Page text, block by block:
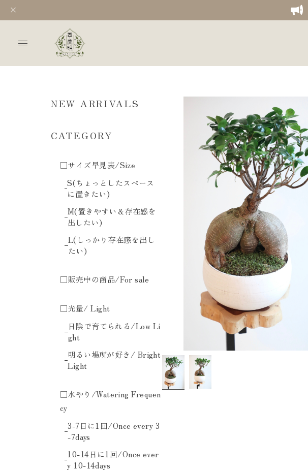
NEW ARRIVALS
CATEGORY
□サイズ早見表/Size
S(ちょっとしたスペース
に置きたい)
M(置きやすい＆存在感を
出したい)
L(しっかり存在感を出し
たい)
□販売中の商品/For sale
□光量/ Light
日陰で育てられる/Low Li
ght
明るい場所が好き/ Bright
Light
□水やり/Watering Frequen
cy
3-7日に1回/Once every 3
-7days
10-14日に1回/Once ever
y 10-14days